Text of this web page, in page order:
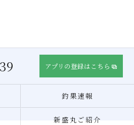
アプリの登録はこちら
釣果速報
新盛丸ご紹介